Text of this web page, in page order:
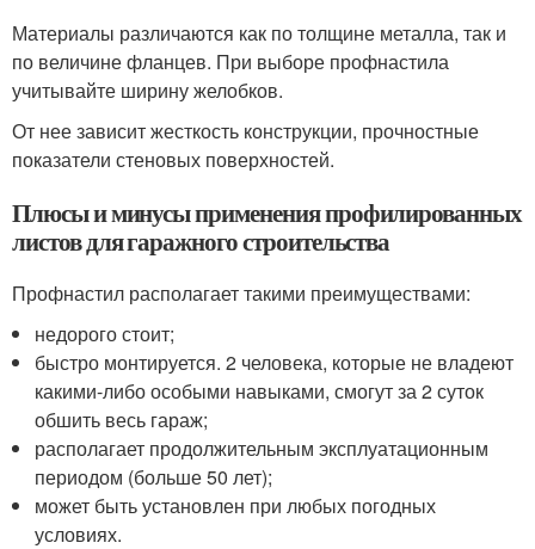
Материалы различаются как по толщине металла, так и
по величине фланцев. При выборе профнастила
учитывайте ширину желобков.
От нее зависит жесткость конструкции, прочностные
показатели стеновых поверхностей.
Плюсы и минусы применения профилированных
листов для гаражного строительства
Профнастил располагает такими преимуществами:
недорого стоит;
быстро монтируется. 2 человека, которые не владеют
какими-либо особыми навыками, смогут за 2 суток
обшить весь гараж;
располагает продолжительным эксплуатационным
периодом (больше 50 лет);
может быть установлен при любых погодных
условиях.